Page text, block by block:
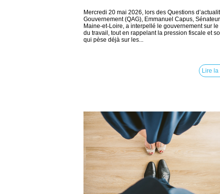
Mercredi 20 mai 2026, lors des Questions
Gouvernement (QAG), Emmanuel Capus,
Maine-et-Loire, a interpellé le gouvernement sur le
du travail, tout en rappelant la pression fiscale et
qui pèse déjà sur les...
Lire la